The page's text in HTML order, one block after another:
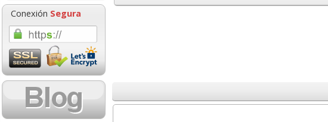
Conexión Segura